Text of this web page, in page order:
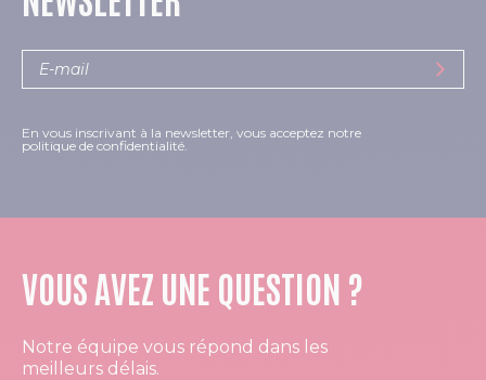
En vous inscrivant à la newsletter, vous acceptez notre
politique de confidentialité.
VOUS AVEZ UNE QUESTION ?
Notre équipe vous répond dans les
meilleurs délais.